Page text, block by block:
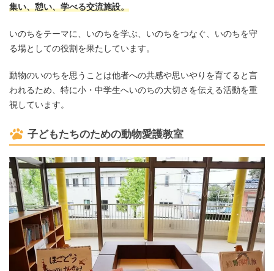
集い、憩い、学べる交流施設。
いのちをテーマに、いのちを学ぶ、いのちをつなぐ、いのちを守
る場としての役割を果たしています。
動物のいのちを思うことは他者への共感や思いやりを育てると言
われるため、特に小・中学生へいのちの大切さを伝える活動を重
視しています。
子どもたちのための動物愛護教室